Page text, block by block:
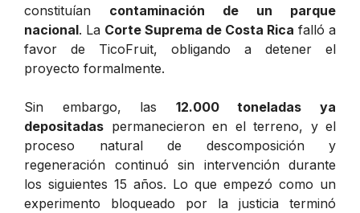
constituían contaminación de un parque
nacional. La Corte Suprema de Costa Rica falló a
favor de TicoFruit, obligando a detener el
proyecto formalmente.
Sin embargo, las 12.000 toneladas ya
depositadas permanecieron en el terreno, y el
proceso natural de descomposición y
regeneración continuó sin intervención durante
los siguientes 15 años. Lo que empezó como un
experimento bloqueado por la justicia terminó